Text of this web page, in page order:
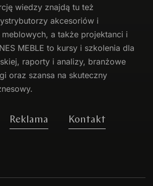
wiedzy znajdą tu też
akcesoriów i
a także projektanci i
MEBLE to kursy i szkolenia dla
raporty i analizy, branżowe
oraz szansa na skuteczny
Reklama Kontakt